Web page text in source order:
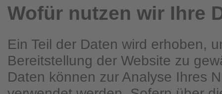
Wofür nutzen wir Ihre
Ein Teil der Daten wird erhoben,
Bereitstellung der Website zu
Daten können zur Analyse Ihres